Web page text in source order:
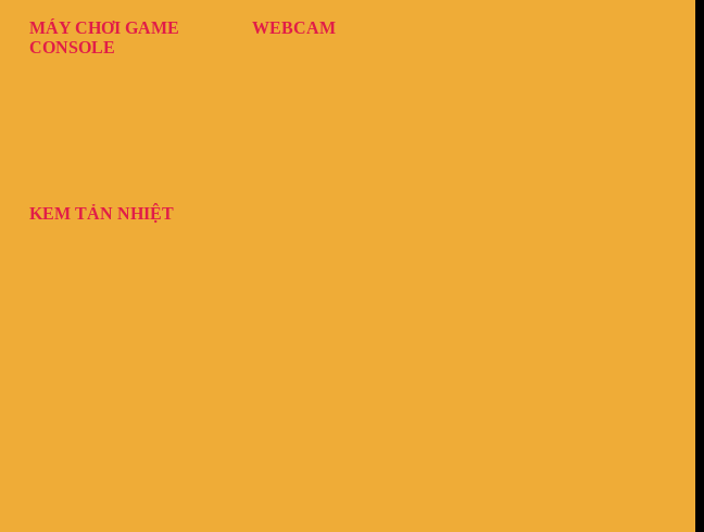
MÁY CHƠI GAME
CONSOLE
WEBCAM
KEM TẢN NHIỆT